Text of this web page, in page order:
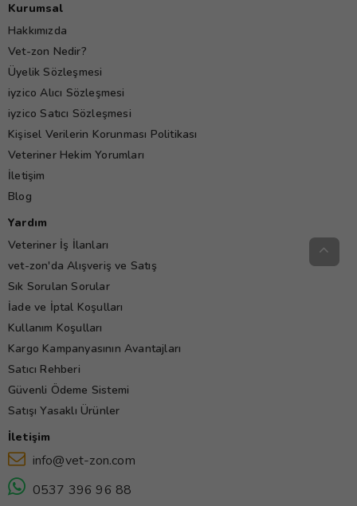
Kurumsal
Hakkımızda
Vet-zon Nedir?
Üyelik Sözleşmesi
iyzico Alıcı Sözleşmesi
iyzico Satıcı Sözleşmesi
Kişisel Verilerin Korunması Politikası
Veteriner Hekim Yorumları
İletişim
Blog
Yardım
Veteriner İş İlanları
vet-zon'da Alışveriş ve Satış
Sık Sorulan Sorular
İade ve İptal Koşulları
Kullanım Koşulları
Kargo Kampanyasının Avantajları
Satıcı Rehberi
Güvenli Ödeme Sistemi
Satışı Yasaklı Ürünler
İletişim
info@vet-zon.com
0537 396 96 88